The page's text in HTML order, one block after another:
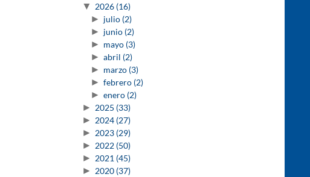
▼ 2026 (16)
► julio (2)
► junio (2)
► mayo (3)
► abril (2)
► marzo (3)
► febrero (2)
► enero (2)
► 2025 (33)
► 2024 (27)
► 2023 (29)
► 2022 (50)
► 2021 (45)
► 2020 (37)